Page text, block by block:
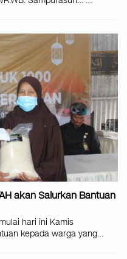
akan Salurkan Bantuan
hari ini Kamis
kepada warga yang…